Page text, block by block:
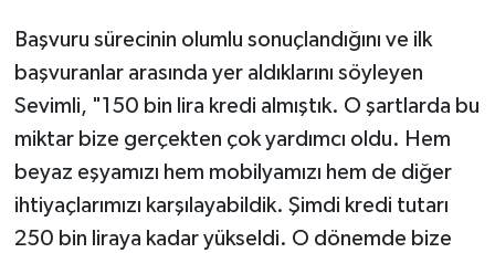
Başvuru sürecinin olumlu sonuçlandığını ve ilk
başvuranlar arasında yer aldıklarını söyleyen
Sevimli, "150 bin lira kredi almıştık. O şartlarda bu
miktar bize gerçekten çok yardımcı oldu. Hem
beyaz eşyamızı hem mobilyamızı hem de diğer
ihtiyaçlarımızı karşılayabildik. Şimdi kredi tutarı
250 bin liraya kadar yükseldi. O dönemde bize